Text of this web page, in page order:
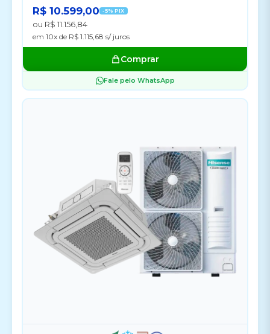
R$ 10.599,00 -5% PIX
ou R$ 11.156,84
em 10x de R$ 1.115,68 s/ juros
Comprar
Fale pelo WhatsApp